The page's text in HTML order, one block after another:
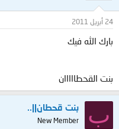
24 أبريل 2011
بارك الله فيك
بنت القحطااااان
ب بنت قحطان||..
New Member